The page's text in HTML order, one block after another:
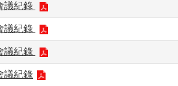
議紀錄
議紀錄
議紀錄
議紀錄